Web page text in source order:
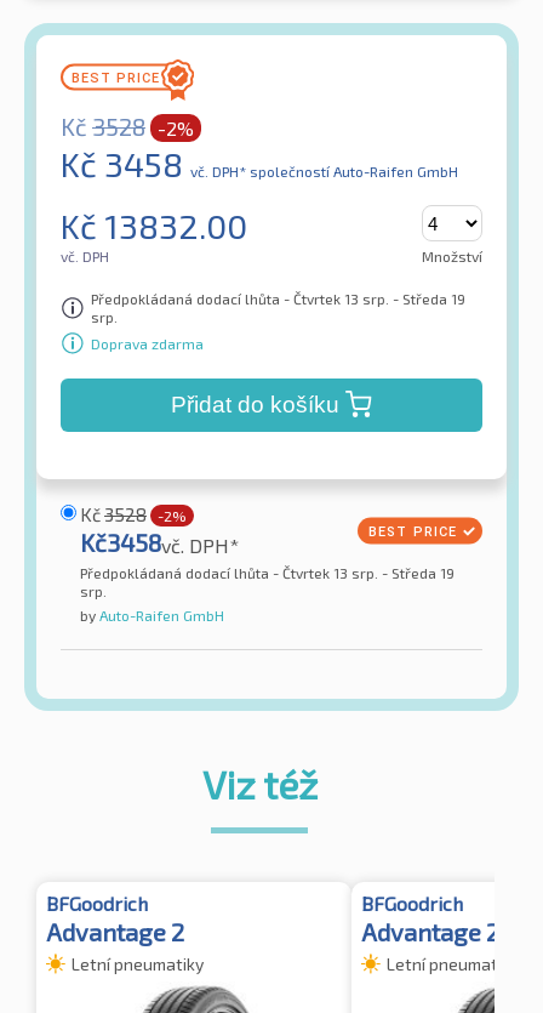
Kč 3528 -2%
Kč 3458 vč. DPH* společností Auto-Raifen GmbH
Kč 13832.00
vč. DPH Množství
Předpokládaná dodací lhůta - Čtvrtek 13 srp. - Středa 19
srp.
Doprava zdarma
Přidat do košíku
Kč3528 -2%
Kč3458vč. DPH*
Předpokládaná dodací lhůta - Čtvrtek 13 srp. - Středa 19
srp.
by Auto-Raifen GmbH
Viz též
BFGoodrich
Advantage 2
Letní pneumatiky
BFGoodrich
Advantage 2 XL
Letní pneumatiky